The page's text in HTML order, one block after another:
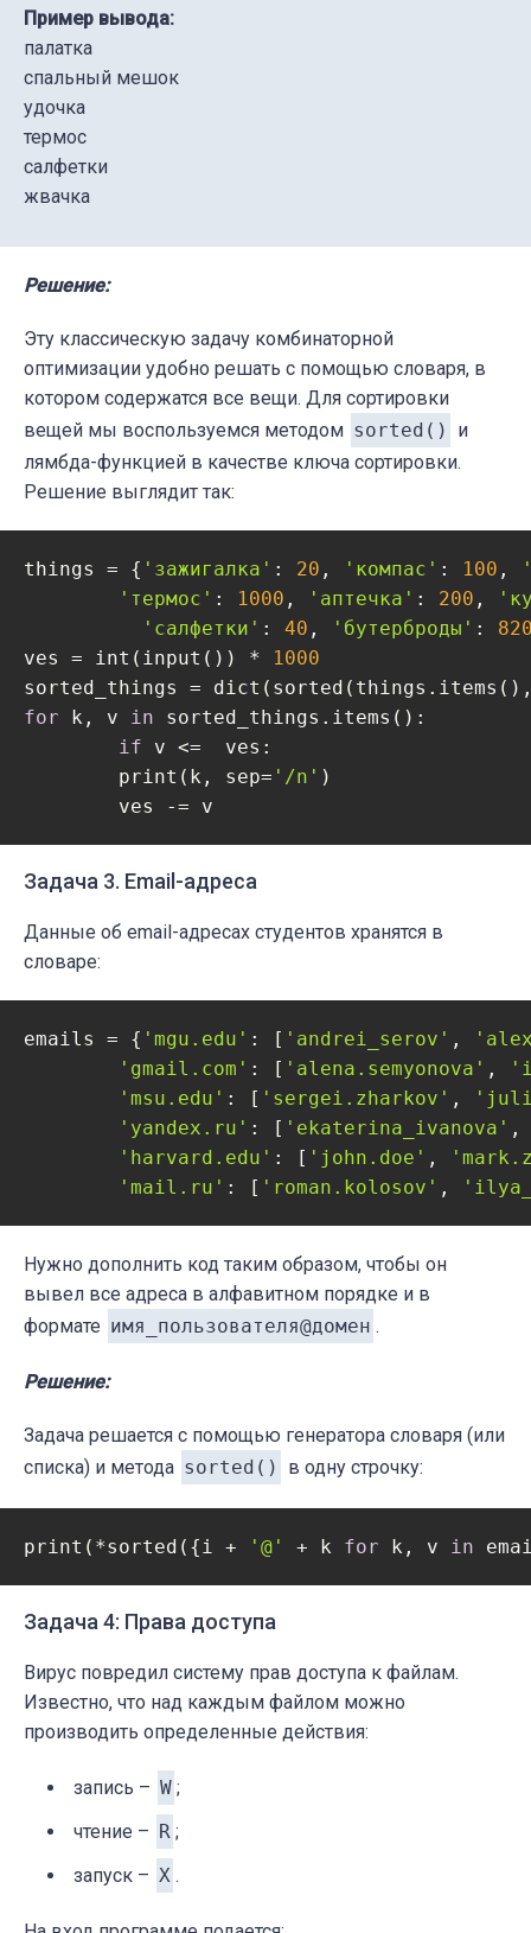
Пример вывода:
палатка
спальный мешок
удочка
термос
салфетки
жвачка
Решение:
Эту классическую задачу комбинаторной
оптимизации удобно решать с помощью словаря, в
котором содержатся все вещи. Для сортировки
вещей мы воспользуемся методом sorted()
и
лямбда-функцией в качестве ключа сортировки.
Решение выглядит так:
things = { 'зажигалка' : 20 , 'компас' : 100 ,
'термос' : 1000 , 'аптечка' : 200 ,
'салфетки' : 40 , 'бутерброды' :
ves = int(input()) *
1000
sorted_things =
for k, v in sorted_things.items():
if v <=  ves:
    	print(k, sep=
'/n' )
    	ves -= v
Задача 3. Email-адреса
Данные об email-адресах студентов хранятся в
словаре:
emails = { 'mgu.edu' : [ 'andrei_serov' ,
'gmail.com' : [ 'alena.semyonova' ,
'msu.edu' : [ 'sergei.zharkov' ,
'yandex.ru' : [ 'ekaterina_ivanova'
'harvard.edu' : [ 'john.doe' ,
'mail.ru' : [ 'roman.kolosov' ,
Нужно дополнить код таким образом, чтобы он
вывел все адреса в алфавитном порядке и в
формате имя_пользователя@домен .
Решение:
Задача решается с помощью генератора словаря (или
списка) и метода sorted() в одну строчку:
print(*sorted({i + '@' + k for k, v in
Задача 4: Права доступа
Вирус повредил систему прав доступа к файлам.
Известно, что над каждым файлом можно
производить определенные действия:
запись – W ;
чтение – R ;
запуск – X .